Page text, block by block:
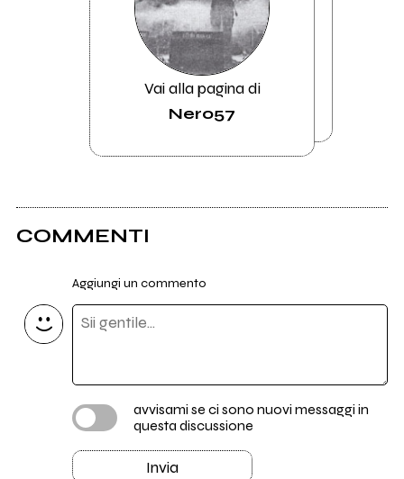
Vai alla pagina di
Nero57
COMMENTI
Aggiungi un commento
avvisami se ci sono nuovi messaggi in
questa discussione
Invia